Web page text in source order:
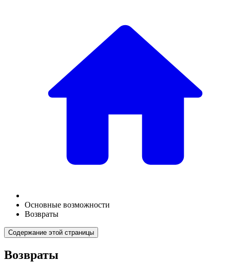
Основные возможности
Возвраты
Содержание этой страницы
Возвраты